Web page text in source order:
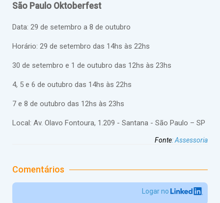
São Paulo Oktoberfest
Data: 29 de setembro a 8 de outubro
Horário: 29 de setembro das 14hs às 22hs
30 de setembro e 1 de outubro das 12hs às 23hs
4, 5 e 6 de outubro das 14hs às 22hs
7 e 8 de outubro das 12hs às 23hs
Local: Av. Olavo Fontoura, 1.209 - Santana - São Paulo – SP
Fonte:Assessoria
Comentários
Logar no